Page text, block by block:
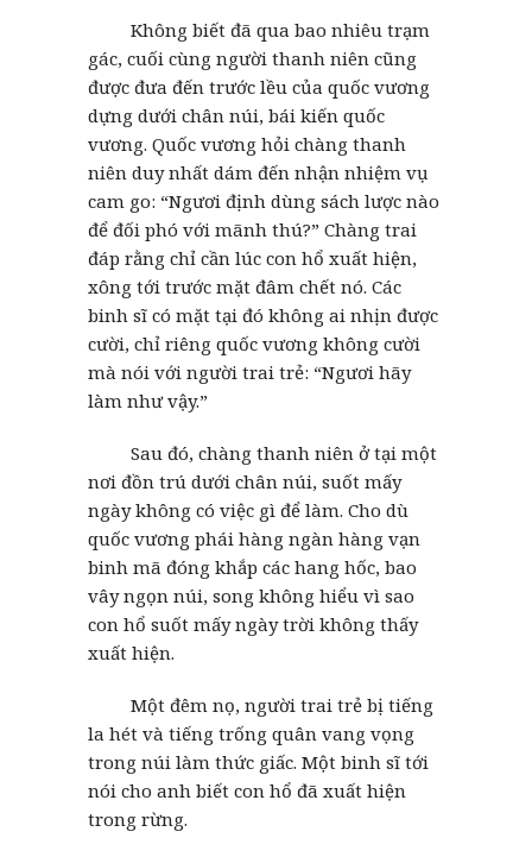
Không biết đã qua bao nhiêu trạm
gác, cuối cùng người thanh niên cũng
được đưa đến trước lều của quốc vương
dựng dưới chân núi, bái kiến quốc
vương. Quốc vương hỏi chàng thanh
niên duy nhất dám đến nhận nhiệm vụ
cam go: “Ngươi định dùng sách lược nào
để đối phó với mãnh thú?” Chàng trai
đáp rằng chỉ cần lúc con hổ xuất hiện,
xông tới trước mặt đâm chết nó. Các
binh sĩ có mặt tại đó không ai nhịn được
cười, chỉ riêng quốc vương không cười
mà nói với người trai trẻ: “Ngươi hãy
làm như vậy.”
Sau đó, chàng thanh niên ở tại một
nơi đồn trú dưới chân núi, suốt mấy
ngày không có việc gì để làm. Cho dù
quốc vương phái hàng ngàn hàng vạn
binh mã đóng khắp các hang hốc, bao
vây ngọn núi, song không hiểu vì sao
con hổ suốt mấy ngày trời không thấy
xuất hiện.
Một đêm nọ, người trai trẻ bị tiếng
la hét và tiếng trống quân vang vọng
trong núi làm thức giấc. Một binh sĩ tới
nói cho anh biết con hổ đã xuất hiện
trong rừng.